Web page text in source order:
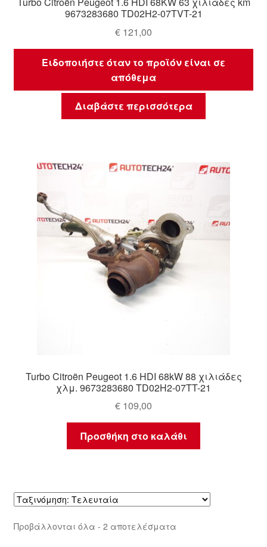
9673283680 TD02H2-07TVT-21
€ 121,00
Ειδοποιήστε όταν το προϊόν είναι σε
απόθεμα
Διαβάστε περισσότερα
Turbo Citroën Peugeot 1.6 HDI 68kW 88 χιλιάδες
χλμ. 9673283680 TD02H2-07TT-21
€ 109,00
Προσθήκη στο καλάθι
Προβάλλονται όλα - 2 αποτελέσματαSorted